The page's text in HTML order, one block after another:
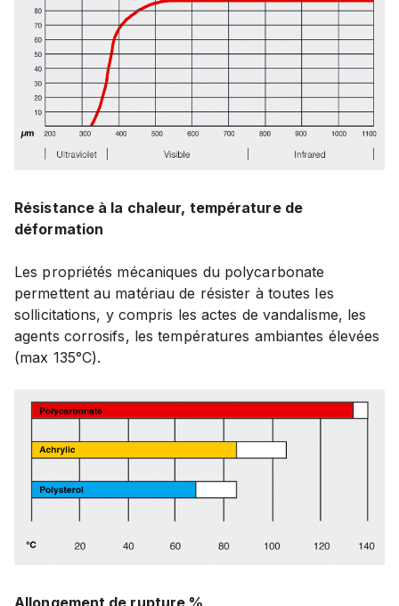
Résistance à la chaleur, température de
déformation
Les propriétés mécaniques du polycarbonate
permettent au matériau de résister à toutes les
sollicitations, y compris les actes de vandalisme, les
agents corrosifs, les températures ambiantes élevées
(max 135°C).
Allongement de rupture %